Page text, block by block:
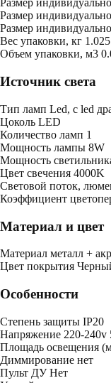
Размер
Размер
Размер
Bес упаковки, кг 1.025
Oбъем упаковки, м3
Источник света
Тип ламп Led, с led
Цоколь LED
Количество ламп 1
Мощность лампы 8W
Мощность
Цвет свечения 4000K
Световой поток,
Коэффициент
Материал и цвет
Mатериал металл +
Цвет покрытия
Особенности
Степень защиты IP20
Напряжение 220-240v
Площадь освещения
Диммирование нет
Пульт ДУНет